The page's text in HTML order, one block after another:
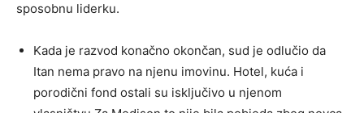
sposobnu liderku.
Kada je razvod konačno okončan, sud je odlučio da
Itan nema pravo na njenu imovinu. Hotel, kuća i
porodični fond ostali su isključivo u njenom